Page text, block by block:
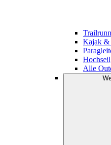
Kajak &
Alle